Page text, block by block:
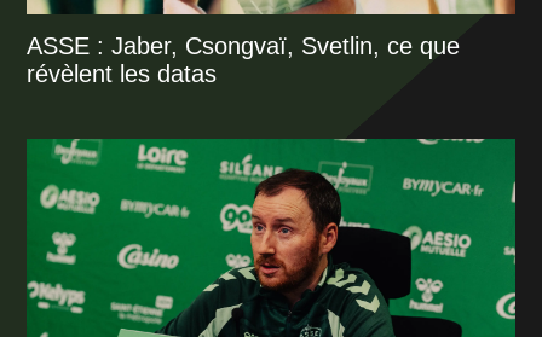
ASSE : Jaber, Csongvaï, Svetlin, ce que
révèlent les datas